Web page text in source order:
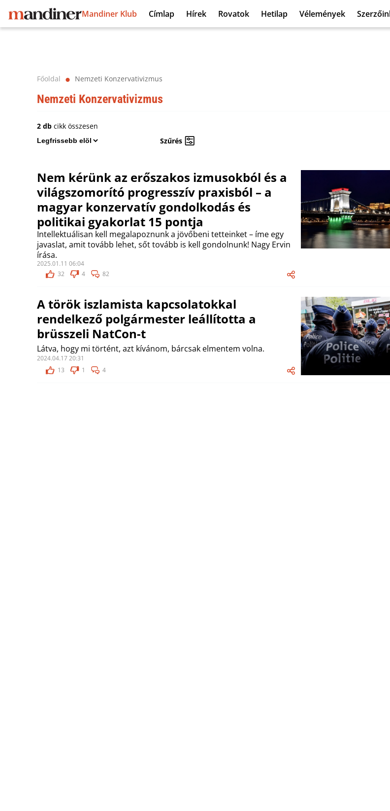
Mandiner Klub Címlap Hírek Rovatok Hetilap Vélemények
Főoldal ⬤ Nemzeti Konzervativizmus
Nemzeti Konzervativizmus
2 db cikk összesen
Szűrés
Nem kérünk az erőszakos izmusokból és a
világszomorító progresszív praxisból – a
magyar konzervatív gondolkodás és
politikai gyakorlat 15 pontja
Intellektuálisan kell megalapoznunk a jövőbeni tetteinket – íme egy
javaslat, amit tovább lehet, sőt tovább is kell gondolnunk! Nagy Ervin
írása.
2025.01.11 06:04
32
4 82
A török iszlamista kapcsolatokkal
rendelkező polgármester leállította a
brüsszeli NatCon-t
Látva, hogy mi történt, azt kívánom, bárcsak elmentem volna.
2024.04.17 20:31
13
1 4